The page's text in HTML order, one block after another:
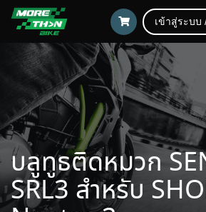
เข้าสู่ระบ
บลูทูธติดหมวก
SRL3 สำหรับ